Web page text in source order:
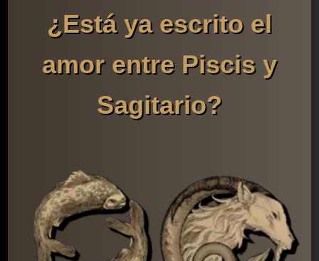
¿Está ya escrito el
amor entre Piscis y
Sagitario?